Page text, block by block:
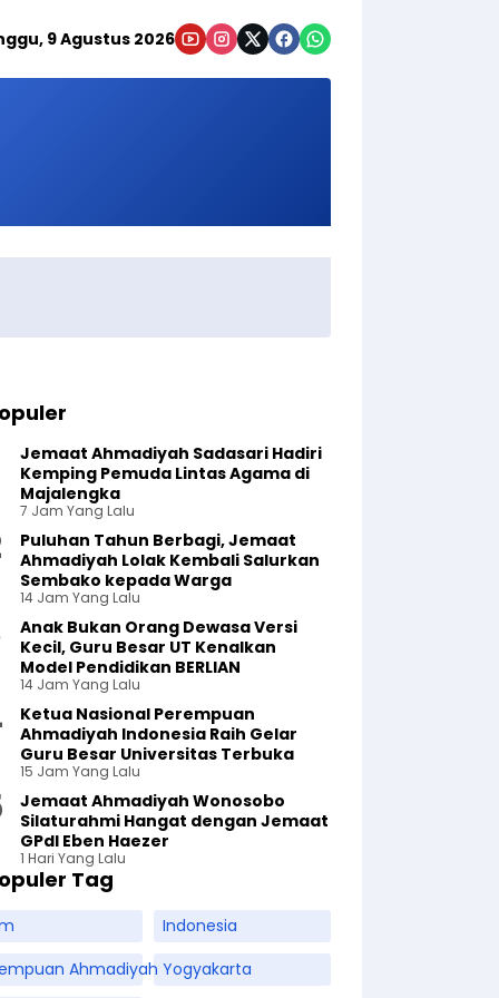
9 Agustus 2026
Jemaat Ahmadiyah Sadasari Hadiri
Kemping Pemuda Lintas Agama di
Majalengka
7 Jam Yang Lalu
Puluhan Tahun Berbagi, Jemaat
Ahmadiyah Lolak Kembali Salurkan
Sembako kepada Warga
14 Jam Yang Lalu
Anak Bukan Orang Dewasa Versi
Kecil, Guru Besar UT Kenalkan
Model Pendidikan BERLIAN
14 Jam Yang Lalu
Ketua Nasional Perempuan
Ahmadiyah Indonesia Raih Gelar
Guru Besar Universitas Terbuka
15 Jam Yang Lalu
Jemaat Ahmadiyah Wonosobo
Silaturahmi Hangat dengan Jemaat
GPdI Eben Haezer
1 Hari Yang Lalu
Tag
Indonesia
Ahmadiyah Yogyakarta